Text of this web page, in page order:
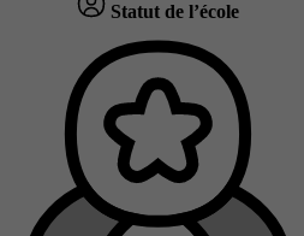
Statut de l’école